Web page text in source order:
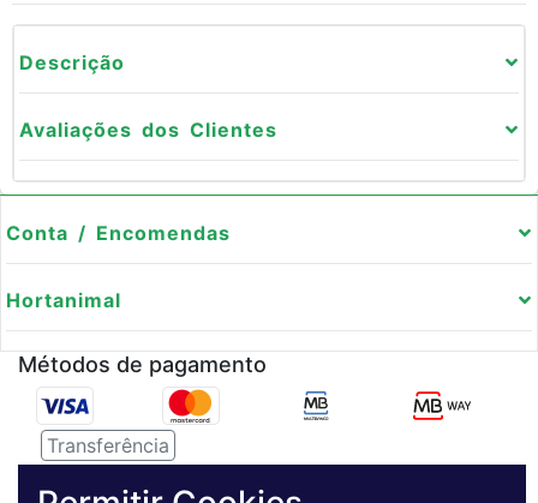
Descrição
Avaliações dos Clientes
Conta / Encomendas
Hortanimal
Métodos de pagamento
Transferência